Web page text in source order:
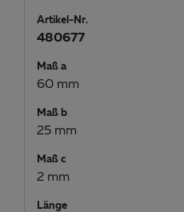
Artikel-Nr.
480677
Maß a
60 mm
Maß b
25 mm
Maß c
2 mm
Länge